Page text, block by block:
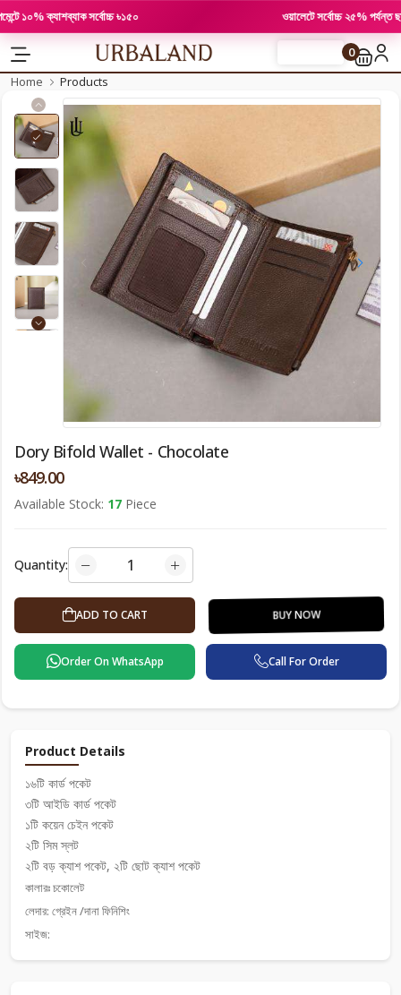
ক্যাশব্যাক সর্বোচ্চ ৳১৫০ ওয়ালেটে সর্বোচ্চ ২৫% পর্যন্ত ছাড়
0
Home
Products
Dory Bifold Wallet - Chocolate
৳849.00
Available Stock: 17 Piece
Quantity:
ADD TO CART BUY NOW
Order On WhatsApp Call For Order
Product Details
১৬টি কার্ড পকেট
৩টি আইডি কার্ড পকেট
১টি কয়েন চেইন পকেট
২টি সিম স্লট
২টি বড় ক্যাশ পকেট, ২টি ছোট ক্যাশ পকেট
কালারঃ চকোলেট
লেদার: গ্রেইন /দানা ফিনিশিং
সাইজ: